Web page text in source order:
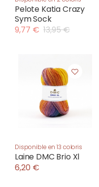
Pelote Katia Crazy
Sym Sock
9,77 € 13,95 €
Disponible en 13 coloris
Laine DMC Brio Xl
6,20 €